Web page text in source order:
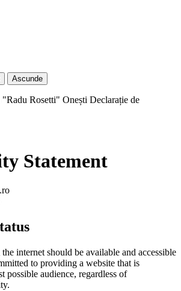
Ascunde
Rosetti" Onești Declarație de
Statement
internet should be available and accessible
to providing a website that is
possible audience, regardless of